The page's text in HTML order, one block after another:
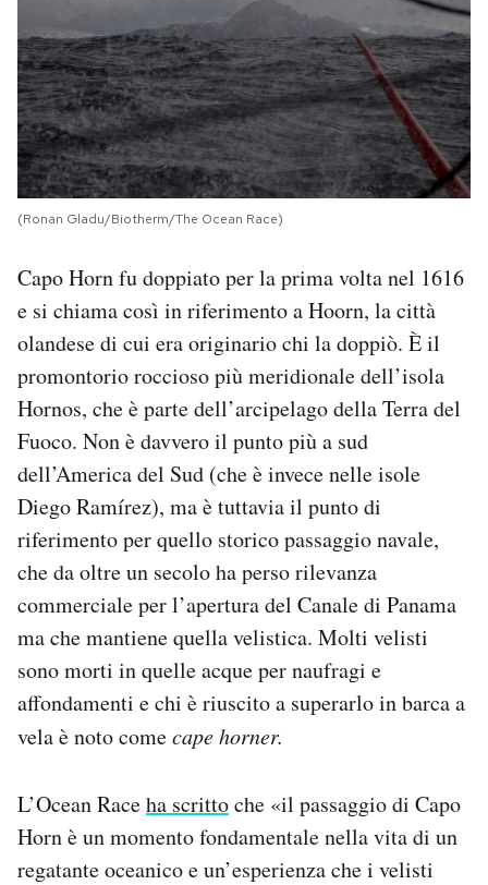
(Ronan Gladu/Biotherm/The Ocean Race)
Capo Horn fu doppiato per la prima volta nel 1616
e si chiama così in riferimento a Hoorn, la città
olandese di cui era originario chi la doppiò. È il
promontorio roccioso più meridionale dell’isola
Hornos, che è parte dell’arcipelago della Terra del
Fuoco. Non è davvero il punto più a sud
dell’America del Sud (che è invece nelle isole
Diego Ramírez), ma è tuttavia il punto di
riferimento per quello storico passaggio navale,
che da oltre un secolo ha perso rilevanza
commerciale per l’apertura del Canale di Panama
ma che mantiene quella velistica. Molti velisti
sono morti in quelle acque per naufragi e
affondamenti e chi è riuscito a superarlo in barca a
vela è noto comecape horner.
L’Ocean Raceha scrittoche «il passaggio di Capo
Horn è un momento fondamentale nella vita di un
regatante oceanico e un’esperienza che i velisti